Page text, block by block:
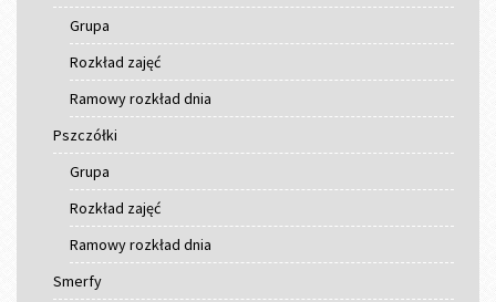
Grupa
Rozkład zajęć
Ramowy rozkład dnia
Pszczółki
Grupa
Rozkład zajęć
Ramowy rozkład dnia
Smerfy